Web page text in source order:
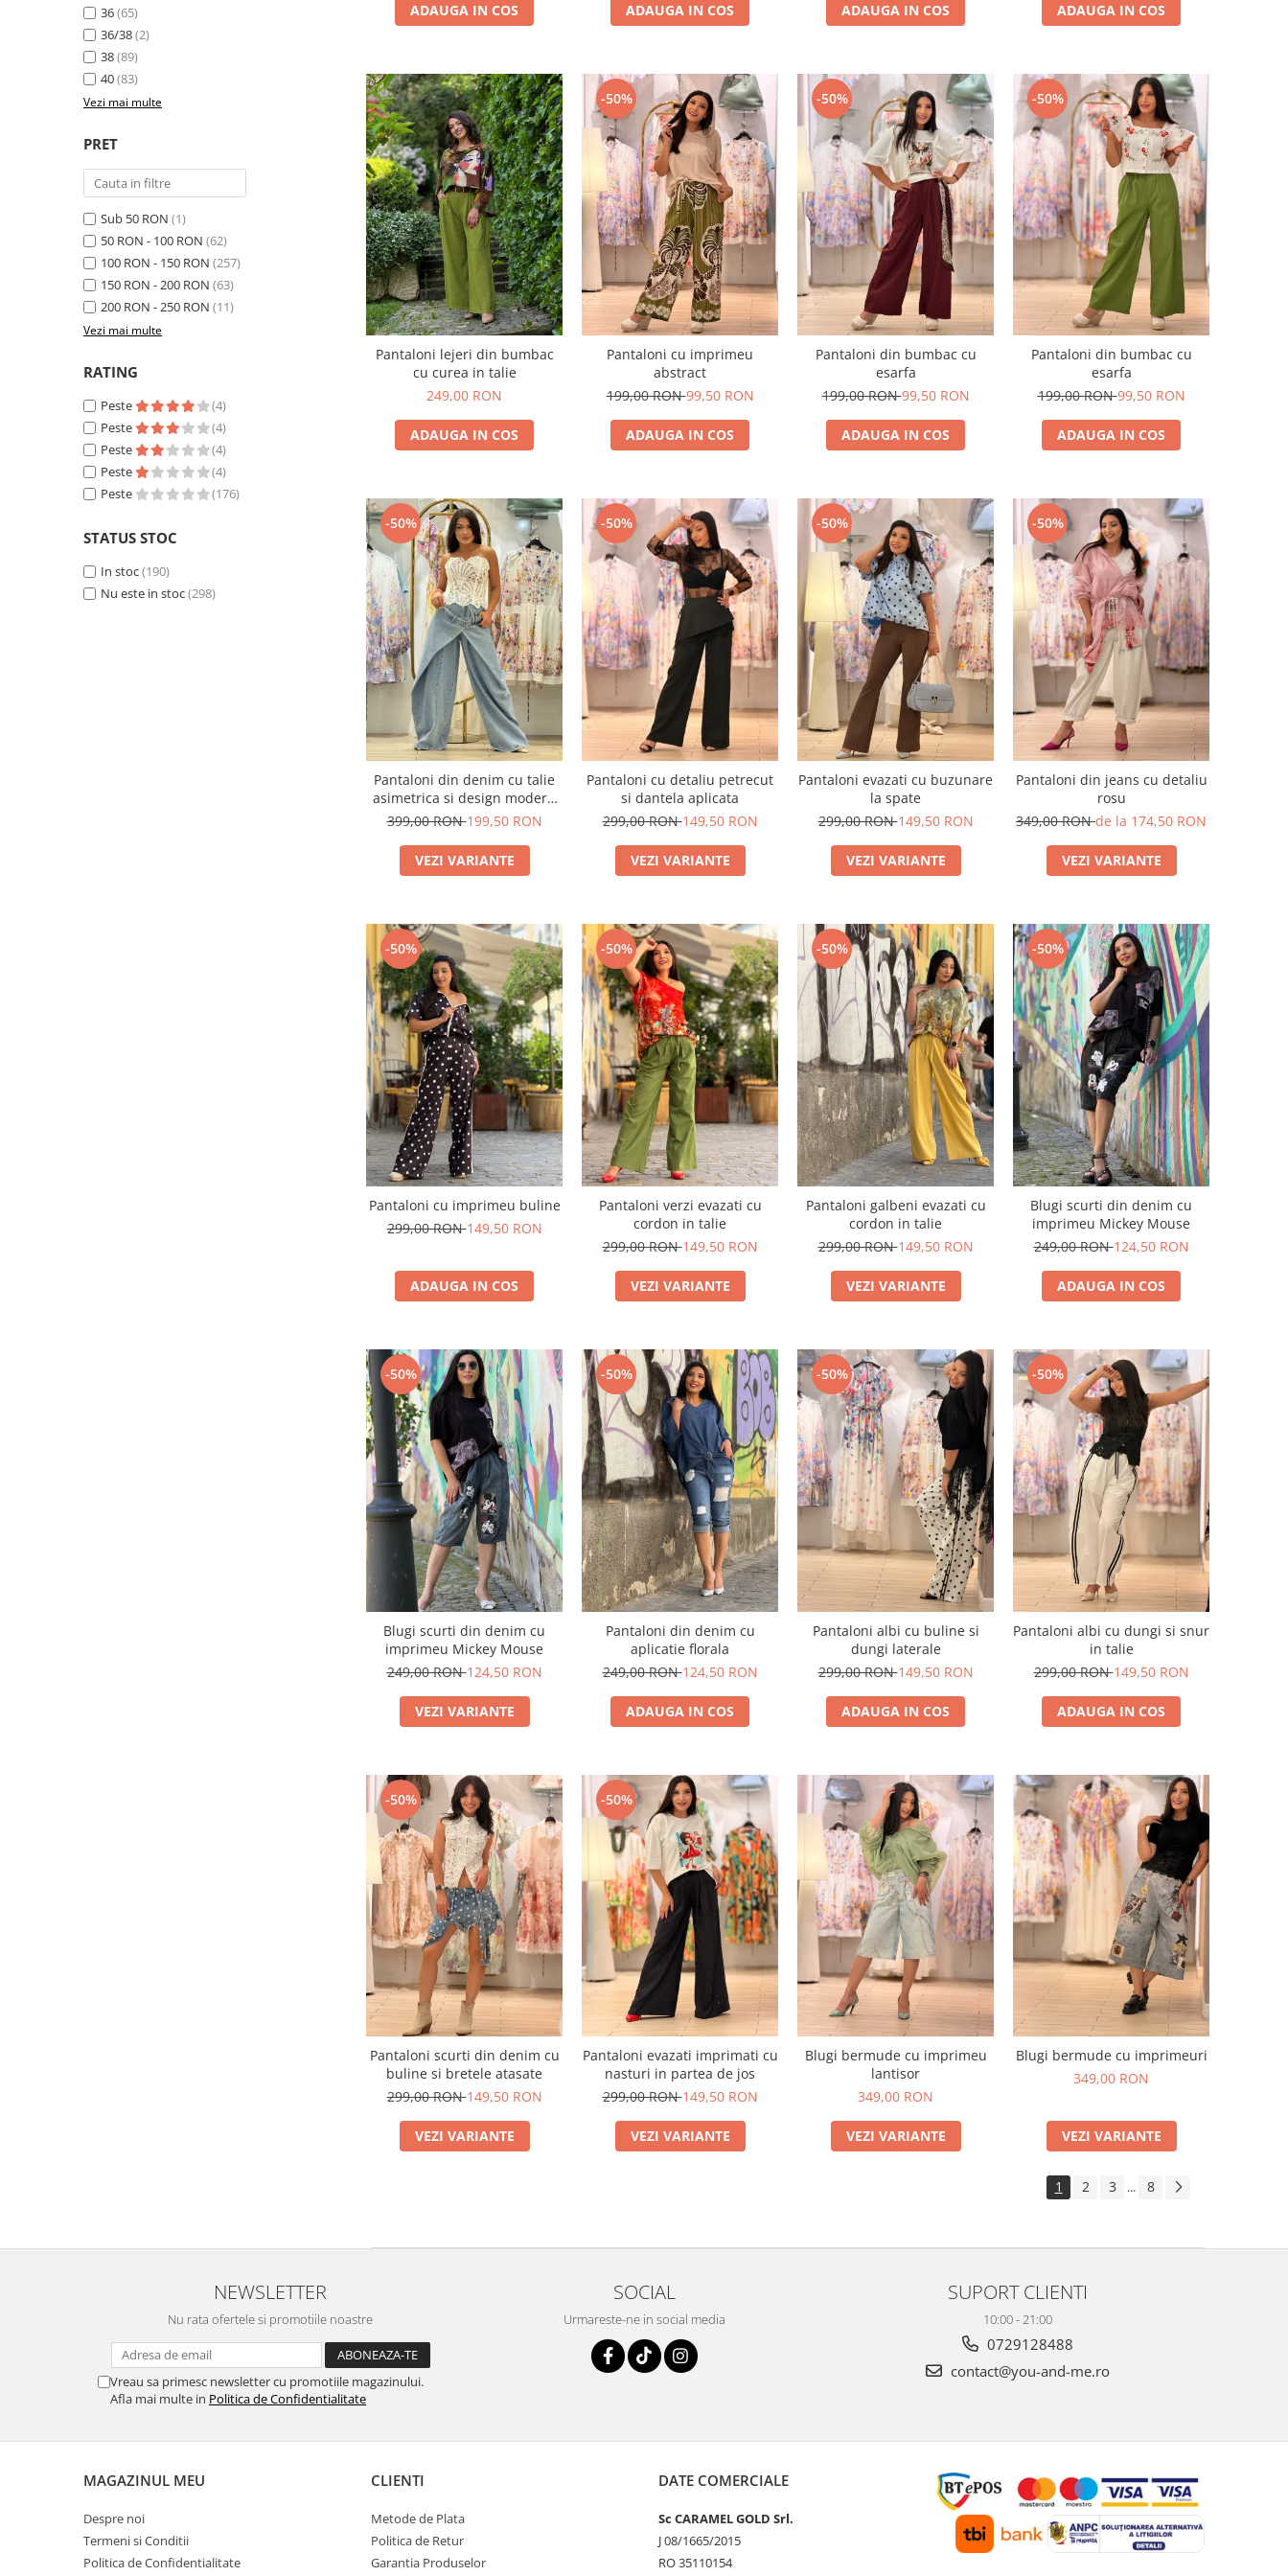
36(65)
36/38(2)
38(89)
40(83)
Vezi mai multe
PRET
Sub 50 RON (1)
50 RON - 100 RON (62)
100 RON - 150 RON (257)
150 RON - 200 RON (63)
200 RON - 250 RON (11)
Vezi mai multe
RATING
Peste
(4)
Peste
(4)
Peste
(4)
Peste
(4)
Peste
(176)
STATUS STOC
In stoc(190)
Nu este in stoc(298)
ADAUGA IN COS ADAUGA IN COS ADAUGA IN COS ADAUGA IN COS
Pantaloni lejeri din bumbac
cu curea in talie
249,00 RON
ADAUGA IN COS
-50%
Pantaloni cu imprimeu
abstract
199,00 RON99,50 RON
ADAUGA IN COS
-50%
Pantaloni din bumbac cu
esarfa
199,00 RON99,50 RON
ADAUGA IN COS
-50%
Pantaloni din bumbac cu
esarfa
199,00 RON99,50 RON
ADAUGA IN COS
-50%
Pantaloni din denim cu talie
asimetrica si design modern
suprapus
399,00 RON199,50 RON
VEZI VARIANTE
-50%
Pantaloni cu detaliu petrecut
si dantela aplicata
299,00 RON149,50 RON
VEZI VARIANTE
-50%
Pantaloni evazati cu buzunare
la spate
299,00 RON149,50 RON
VEZI VARIANTE
-50%
Pantaloni din jeans cu detaliu
rosu
349,00 RONde la 174,50 RON
VEZI VARIANTE
-50%
Pantaloni cu imprimeu buline
299,00 RON149,50 RON
ADAUGA IN COS
-50%
Pantaloni verzi evazati cu
cordon in talie
299,00 RON149,50 RON
VEZI VARIANTE
-50%
Pantaloni galbeni evazati cu
cordon in talie
299,00 RON149,50 RON
VEZI VARIANTE
-50%
Blugi scurti din denim cu
imprimeu Mickey Mouse
249,00 RON124,50 RON
ADAUGA IN COS
-50%
Blugi scurti din denim cu
imprimeu Mickey Mouse
249,00 RON124,50 RON
VEZI VARIANTE
-50%
Pantaloni din denim cu
aplicatie florala
249,00 RON124,50 RON
ADAUGA IN COS
-50%
Pantaloni albi cu buline si
dungi laterale
299,00 RON149,50 RON
ADAUGA IN COS
-50%
Pantaloni albi cu dungi si snur
in talie
299,00 RON149,50 RON
ADAUGA IN COS
-50%
Pantaloni scurti din denim cu
buline si bretele atasate
299,00 RON149,50 RON
VEZI VARIANTE
-50%
Pantaloni evazati imprimati cu
nasturi in partea de jos
299,00 RON149,50 RON
VEZI VARIANTE
Blugi bermude cu imprimeu
lantisor
349,00 RON
VEZI VARIANTE
Blugi bermude cu imprimeuri
349,00 RON
VEZI VARIANTE
1 2 3 ... 8
NEWSLETTER
Nu rata ofertele si promotiile noastre
Vreau sa primesc newsletter cu promotiile magazinului.
Afla mai multe in Politica de Confidentialitate
SOCIAL
Urmareste-ne in social media
SUPORT CLIENTI
10:00 - 21:00
0729128488
contact@you-and-me.ro
MAGAZINUL MEU
Despre noi
Termeni si Conditii
Politica de Confidentialitate
CLIENTI
Metode de Plata
Politica de Retur
Garantia Produselor
DATE COMERCIALE
Sc CARAMEL GOLD Srl.
J 08/1665/2015
RO 35110154